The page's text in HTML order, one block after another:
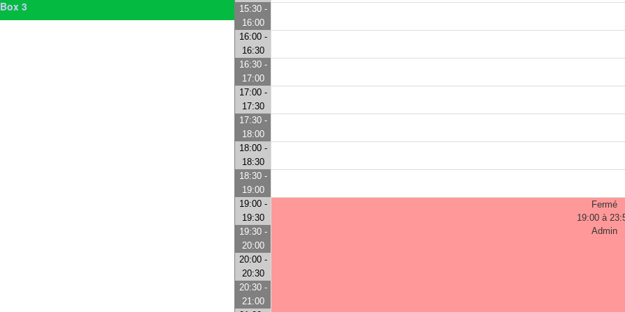
Box 3
15:30 -
16:00
16:00 -
16:30
16:30 -
17:00
17:00 -
17:30
17:30 -
18:00
18:00 -
18:30
18:30 -
19:00
19:00 -
19:30
Fermé
19:00 à
Admin
19:30 -
20:00
20:00 -
20:30
20:30 -
21:00